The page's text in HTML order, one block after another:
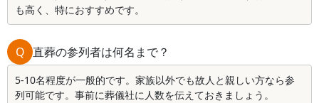
も高く、特におすすめです。
Q 直葬の参列者は何名まで？
5-10名程度が一般的です。家族以外でも故人と親しい方なら参
列可能です。事前に葬儀社に人数を伝えておきましょう。